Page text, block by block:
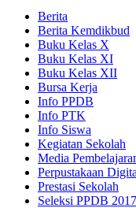
Berita
Berita Kemdikbud
Buku Kelas X
Buku Kelas XI
Buku Kelas XII
Bursa Kerja
Info PPDB
Info PTK
Info Siswa
Kegiatan Sekolah
Media
Perpustakaan
Prestasi Sekolah
Seleksi PPDB 2017